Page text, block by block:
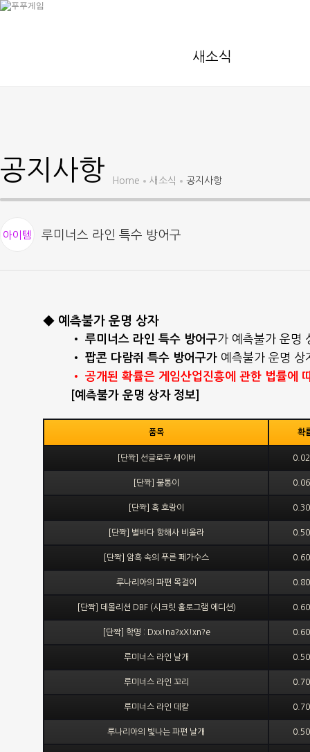
새소식
공지사항 Home 새소식 공지사항
아이템 루미너스 라인 특수 방어구
◆ 예측불가 운명 상자
• 루미너스 라인 특수 방어구가 예측불가 운명
•
팝콘 다람쥐 특수 방어구가 예측불가 운명 상
• 공개된 확률은 게임산업진흥에 관한 법률에
[예측불가 운명 상자 정보]
품목 확
[단짝] 선글로우 세이버
[단짝] 불통이
[단짝] 흑 호랑이
[단짝] 별바다 항해사 비올라
[단짝] 암흑 속의 푸른 페가수스
루나리아의 파편 목걸이
[단짝] 데몰리션 DBF (시크릿 홀로그램 에디션)
[단짝] 학명 : Dxx!na?xX!xn?e
루미너스 라인 날개
루미너스 라인 꼬리
루미너스 라인 데칼
루나리아의 빛나는 파편 날개